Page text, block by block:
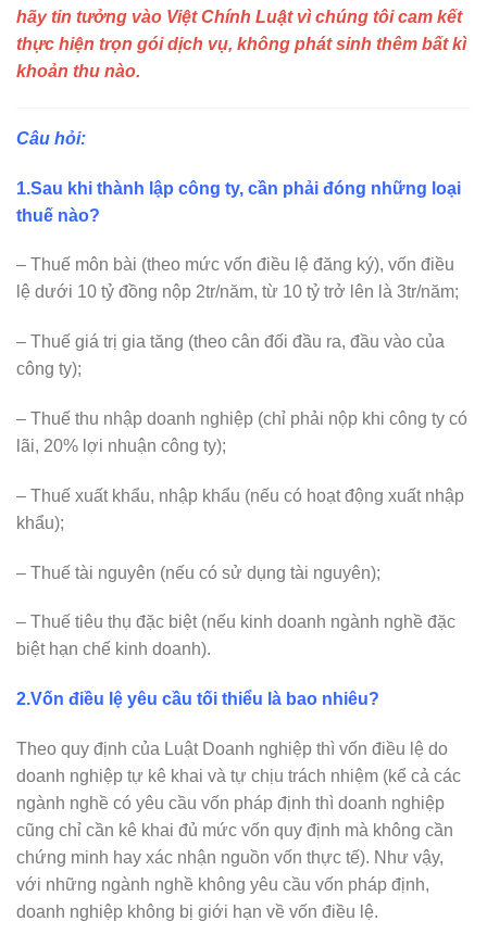
hãy tin tưởng vào Việt Chính Luật vì chúng tôi cam kết
thực hiện trọn gói dịch vụ, không phát sinh thêm bất kì
khoản thu nào.
Câu hỏi:
1.Sau khi thành lập công ty, cần phải đóng những loại
thuế nào?
– Thuế môn bài (theo mức vốn điều lệ đăng ký), vốn điều
lệ dưới 10 tỷ đồng nộp 2tr/năm, từ 10 tỷ trở lên là 3tr/năm;
– Thuế giá trị gia tăng (theo cân đối đầu ra, đầu vào của
công ty);
– Thuế thu nhập doanh nghiệp (chỉ phải nộp khi công ty có
lãi, 20% lợi nhuận công ty);
– Thuế xuất khẩu, nhập khẩu (nếu có hoạt động xuất nhập
khẩu);
– Thuế tài nguyên (nếu có sử dụng tài nguyên);
– Thuế tiêu thụ đặc biệt (nếu kinh doanh ngành nghề đặc
biệt hạn chế kinh doanh).
2.Vốn điều lệ yêu cầu tối thiểu là bao nhiêu?
Theo quy định của Luật Doanh nghiệp thì vốn điều lệ do
doanh nghiệp tự kê khai và tự chịu trách nhiệm (kể cả các
ngành nghề có yêu cầu vốn pháp định thì doanh nghiệp
cũng chỉ cần kê khai đủ mức vốn quy định mà không cần
chứng minh hay xác nhận nguồn vốn thực tế). Như vậy,
với những ngành nghề không yêu cầu vốn pháp định,
doanh nghiệp không bị giới hạn về vốn điều lệ.